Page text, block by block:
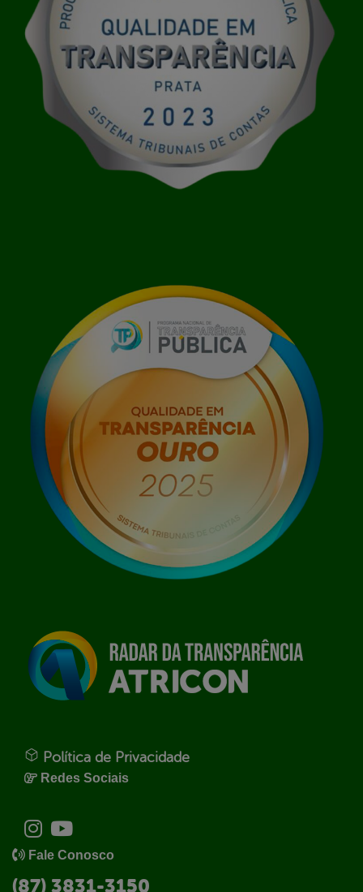
Política de Privacidade
Redes Sociais
Fale Conosco
(87) 3831-3150